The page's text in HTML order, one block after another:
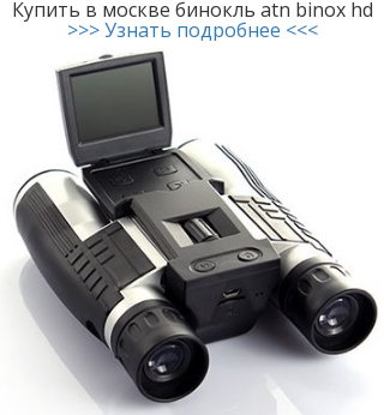
Купить в москве бинокль atn binox hd
>>> Узнать подробнее <<<